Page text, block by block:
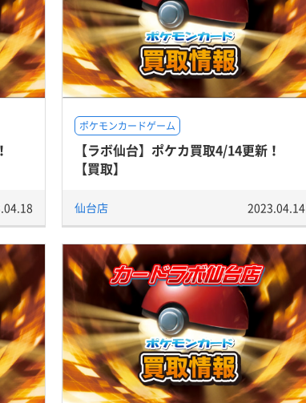
ポケモンカードゲーム
【ラボ仙台】ポケカ買取4/14更新！
【買取】
仙台店 2023.04.14